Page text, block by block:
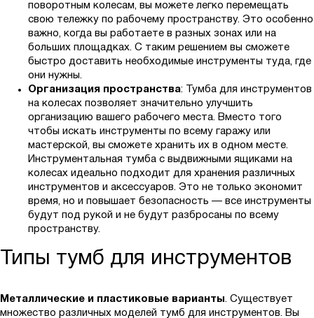
поворотным колесам, вы можете легко перемещать
свою тележку по рабочему пространству. Это особенно
важно, когда вы работаете в разных зонах или на
больших площадках. С таким решением вы сможете
быстро доставить необходимые инструменты туда, где
они нужны.
Организация пространства: Тумба для инструментов
на колесах позволяет значительно улучшить
организацию вашего рабочего места. Вместо того
чтобы искать инструменты по всему гаражу или
мастерской, вы сможете хранить их в одном месте.
Инструментальная тумба с выдвижными ящиками на
колесах идеально подходит для хранения различных
инструментов и аксессуаров. Это не только экономит
время, но и повышает безопасность — все инструменты
будут под рукой и не будут разбросаны по всему
пространству.
Типы тумб для инструментов
Металлические и пластиковые варианты. Существует
множество различных моделей тумб для инструментов. Вы